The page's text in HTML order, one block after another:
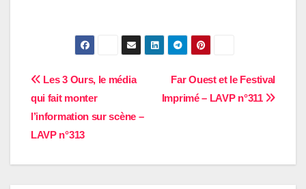
Navigation
de
l’article
Far Ouest et le Festival
Imprimé – LAVP n°311
Les 3 Ours, le média
qui fait monter
l’information sur scène –
LAVP n°313